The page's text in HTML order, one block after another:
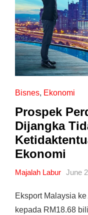
Bisnes, Ekonomi
Prospek
Dijangka
Ekonomi
Majalah Labur June
Eksport Malaysia
kepada RM18.68